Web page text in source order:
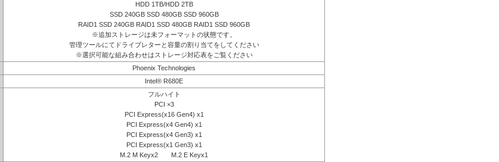
HDD 1TB/HDD 2TB
SSD 240GB SSD 480GB SSD 960GB
RAID1 SSD 240GB RAID1 SSD 480GB RAID1 SSD 960GB
※追加ストレージは未フォーマットの状態です。
管理ツールにてドライブレターと容量の割り当てをしてください
※選択可能な組み合わせはストレージ対応表をご覧ください
Phoenix Technologies
Intel® R680E
フルハイト
PCI ×3
PCI Express(x16 Gen4) x1
PCI Express(x4 Gen4) x1
PCI Express(x4 Gen3) x1
PCI Express(x1 Gen3) x1
M.2 M Keyx2 M.2 E Keyx1